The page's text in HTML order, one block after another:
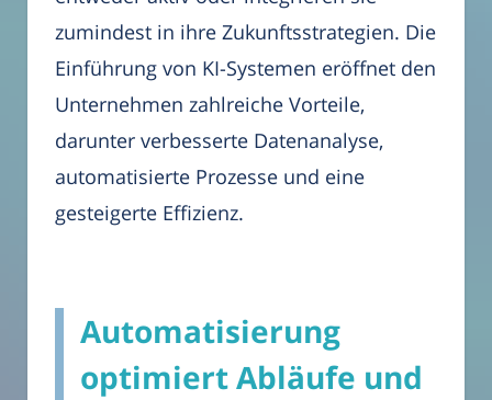
zumindest in ihre Zukunftsstrategien. Die
Einführung von KI-Systemen eröffnet den
Unternehmen zahlreiche Vorteile,
darunter verbesserte Datenanalyse,
automatisierte Prozesse und eine
gesteigerte Effizienz.
Automatisierung
optimiert Abläufe und